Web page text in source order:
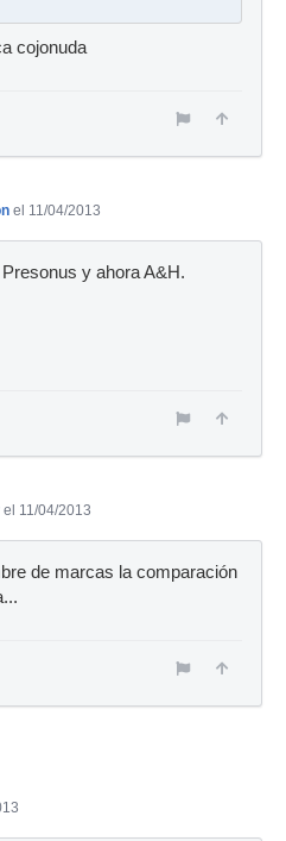
cojonuda
el 11/04/2013
y ahora A&H.
el 11/04/2013
de marcas la comparación